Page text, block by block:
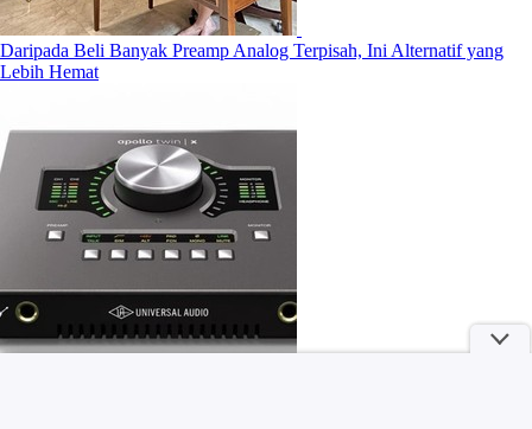
Daripada Beli Banyak Preamp Analog Terpisah, Ini Alternatif yang
Lebih Hemat